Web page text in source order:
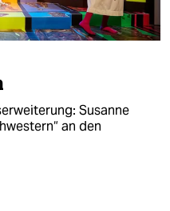
Susanne
an den